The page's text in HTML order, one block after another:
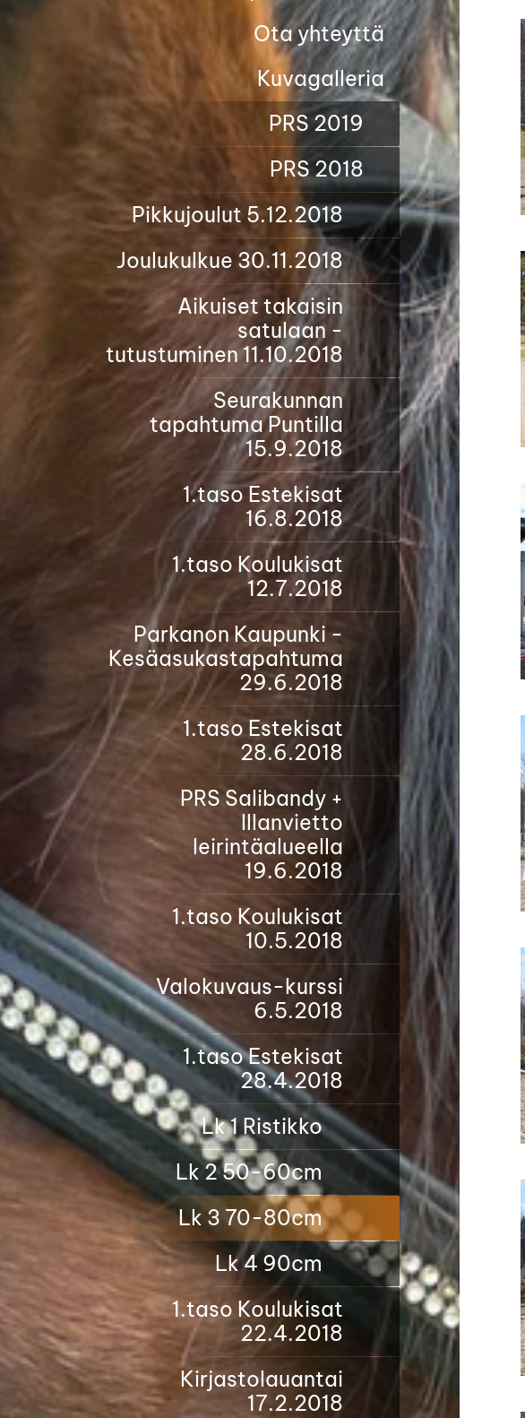
Ota yhteyttä
Kuvagalleria
PRS 2019
PRS 2018
Pikkujoulut 5.12.2018
Joulukulkue 30.11.2018
Aikuiset takaisin
satulaan -
tutustuminen 11.10.2018
Seurakunnan
tapahtuma Puntilla
15.9.2018
1.taso Estekisat
16.8.2018
1.taso Koulukisat
12.7.2018
Parkanon Kaupunki -
Kesäasukastapahtuma
29.6.2018
1.taso Estekisat
28.6.2018
PRS Salibandy +
Illanvietto
leirintäalueella
19.6.2018
1.taso Koulukisat
10.5.2018
Valokuvaus-kurssi
6.5.2018
1.taso Estekisat
28.4.2018
Lk 1 Ristikko
Lk 2 50-60cm
Lk 3 70-80cm
Lk 4 90cm
1.taso Koulukisat
22.4.2018
Kirjastolauantai
17.2.2018